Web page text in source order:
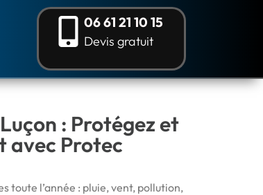
06 61 21 10 15
Devis gratuit
: Protégez et
avec Protec
toute l’année : pluie, vent, pollution,